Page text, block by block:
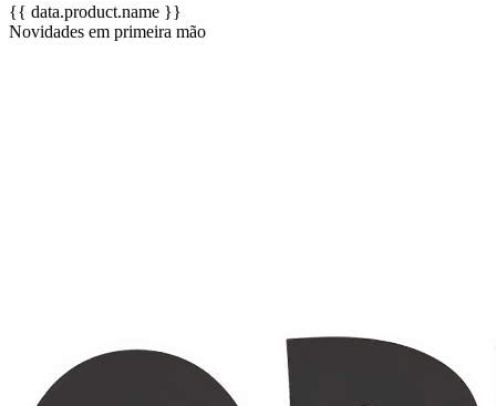
{{ data.product.name }}
Novidades em primeira mão